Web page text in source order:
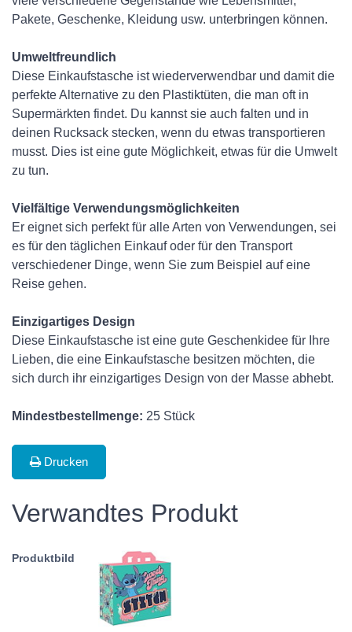
Pakete, Geschenke, Kleidung usw. unterbringen können.
Umweltfreundlich
Diese Einkaufstasche ist wiederverwendbar und damit die
perfekte Alternative zu den Plastiktüten, die man oft in
Supermärkten findet. Du kannst sie auch falten und in
deinen Rucksack stecken, wenn du etwas transportieren
musst. Dies ist eine gute Möglichkeit, etwas für die Umwelt
zu tun.
Vielfältige Verwendungsmöglichkeiten
Er eignet sich perfekt für alle Arten von Verwendungen, sei
es für den täglichen Einkauf oder für den Transport
verschiedener Dinge, wenn Sie zum Beispiel auf eine
Reise gehen.
Einzigartiges Design
Diese Einkaufstasche ist eine gute Geschenkidee für Ihre
Lieben, die eine Einkaufstasche besitzen möchten, die
sich durch ihr einzigartiges Design von der Masse abhebt.
Mindestbestellmenge: 25 Stück
Drucken
Verwandtes Produkt